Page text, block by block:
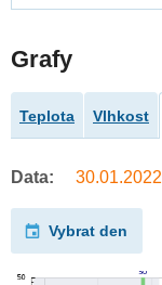
Grafy
Teplota Vlhkost
Data: 30.01.2022
Vybrat den